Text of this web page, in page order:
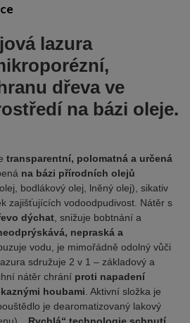
lazura
dřeva ve
na bázi oleje.
transparentní, polomatná a určená
na bázi přírodních olejů
bodlákový olej, lněný olej), sikativ
zajišťujících vodoodpudivost. Nátěr s
dýchat , snižuje bobtnání a
nepraská a
vodu, je mimořádně odolný vůči
sdružuje 2 v 1 – základový a
nátěr chrání proti napadení
houbami .Aktivní složka je
je dearomatizovaný lakový
„Rychlá“ technologie schnutí